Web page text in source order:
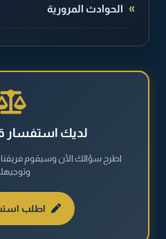
الحوادث المرورية
الطلاق والخلع
القضايا العقارية
القضايا العمالية
القضايا المالية
لديك استفسار
اطرح سؤالك الآن وسيقوم فريقنا
اطلب